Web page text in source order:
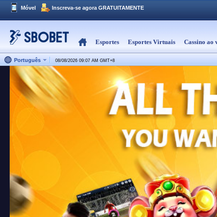
Móvel Inscreva-se agora GRATUITAMENTE
Esportes Esportes Virtuais Cassino ao
Português 08/08/2026 09:07 AM GMT+8